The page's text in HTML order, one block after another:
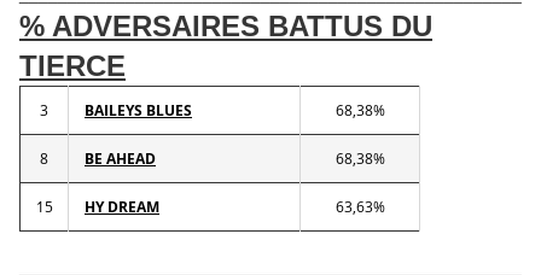
% ADVERSAIRES BATTUS DU
TIERCE
3 BAILEYS BLUES 68,38%
8 BE AHEAD 68,38%
15 HY DREAM 63,63%